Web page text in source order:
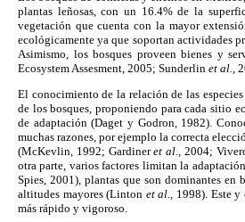
plantas leñosas, con un 16.4% de la
vegetación que cuenta con la mayor
ecológicamente ya que soportan actividades
Asimismo, los bosques proveen bienes y
Ecosystem Assesment, 2005; Sunderlin et al.,
El conocimiento de la relación de las
de los bosques, proponiendo para cada sitio
de adaptación (Daget y Godron, 1982).
muchas razones, por ejemplo la correcta
(McKevlin, 1992; Gardineret al., 2004;
otra parte, varios factores limitan la
Spies, 2001), plantas que son dominantes en
altitudes mayores (Linton et al.,
1998). Este y
más rápido y vigoroso.